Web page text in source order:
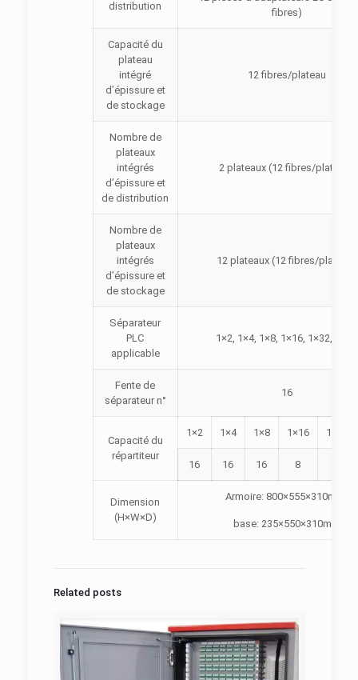
distribution
fibres)
Capacité du
plateau
intégré
d’épissure et
de stockage
12 fibres/plateau
Nombre de
plateaux
intégrés
d’épissure et
de distribution
2 plateaux (12 fibres/plateau)
Nombre de
plateaux
intégrés
d’épissure et
de stockage
12 plateaux (12 fibres/plateau)
Séparateur
PLC
applicable
1×2, 1×4, 1×8, 1×16, 1×32, 1×64
Fente de
séparateur n°
16
Capacité du
répartiteur
1×2 1×4 1×8 1×16 1×32
16 16 16 8
Dimension
(H×W×D)
Armoire: 800×555×310mm;
base: 235×550×310mm
Related posts